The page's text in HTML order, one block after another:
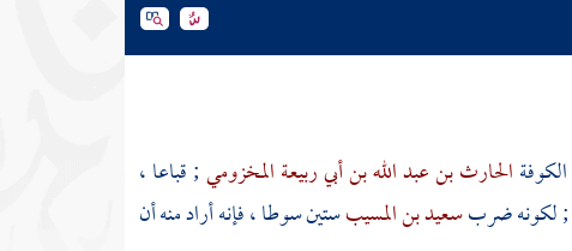
الكوفةالحارث بن عبد الله بن أبي ربيعة المخزومي;قباعا،
; لكونه ضربسعيد بن المسيبستين سوطا ، فإنه أراد منه أن